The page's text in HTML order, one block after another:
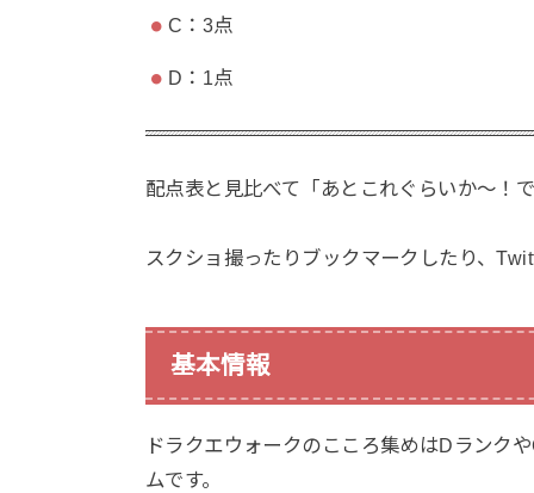
C：3点
D：1点
配点表と見比べて「あとこれぐらいか〜！
スクショ撮ったりブックマークしたり、
基本情報
ドラクエウォークのこころ集めはDランク
ムです。